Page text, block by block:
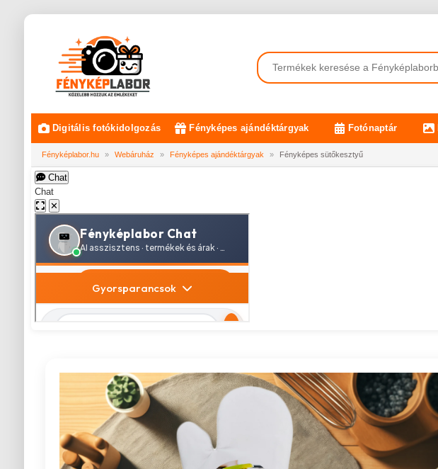
Digitális fotókidolgozás Fényképes ajándéktárgyak Fotónaptár
Fényképlabor.hu » Webáruház » Fényképes ajándéktárgyak » Fényképes sütőkesztyű
Chat
Chat
✕